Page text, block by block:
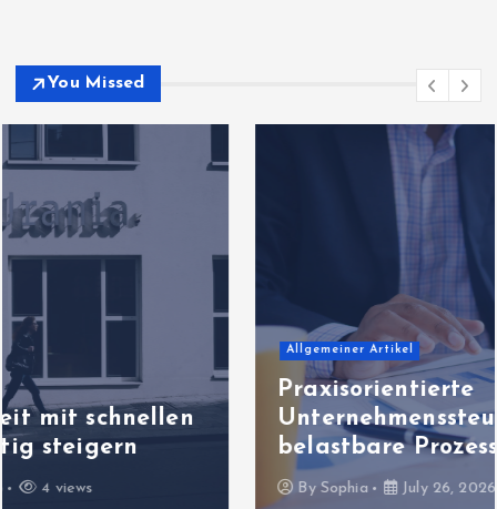
You Missed
Allgemeiner Artikel
Praxisorientierte
Unternehmenssteuerung für
belastbare Prozesswelten
BySophia 5 views